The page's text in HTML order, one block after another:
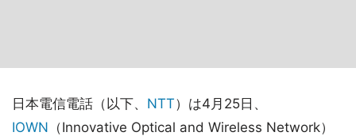
日本電信電話（以下、 NTT）は4月25日、
IOWN （Innovative Optical and Wireless Network）